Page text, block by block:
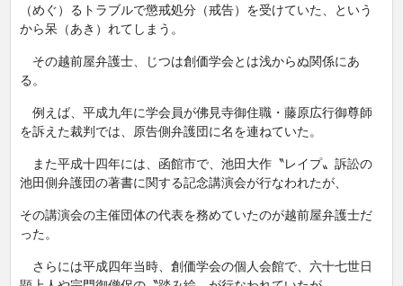
（めぐ）るトラブルで懲戒処分（戒告）を受けていた、という
から呆（あき）れてしまう。
その越前屋弁護士、じつは創価学会とは浅からぬ関係にあ
る。
例えば、平成九年に学会員が佛見寺御住職・藤原広行御尊師
を訴えた裁判では、原告側弁護団に名を連ねていた。
また平成十四年には、函館市で、池田大作〝レイプ〟訴訟の
池田側弁護団の著書に関する記念講演会が行なわれたが、
その講演会の主催団体の代表を務めていたのが越前屋弁護士だ
った。
さらには平成四年当時、創価学会の個人会館で、六十七世日